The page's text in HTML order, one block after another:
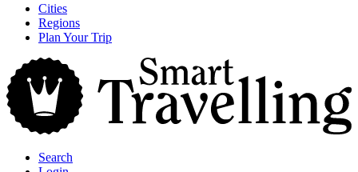
Skip
content
Cities
Regions
Plan Your Trip
Search